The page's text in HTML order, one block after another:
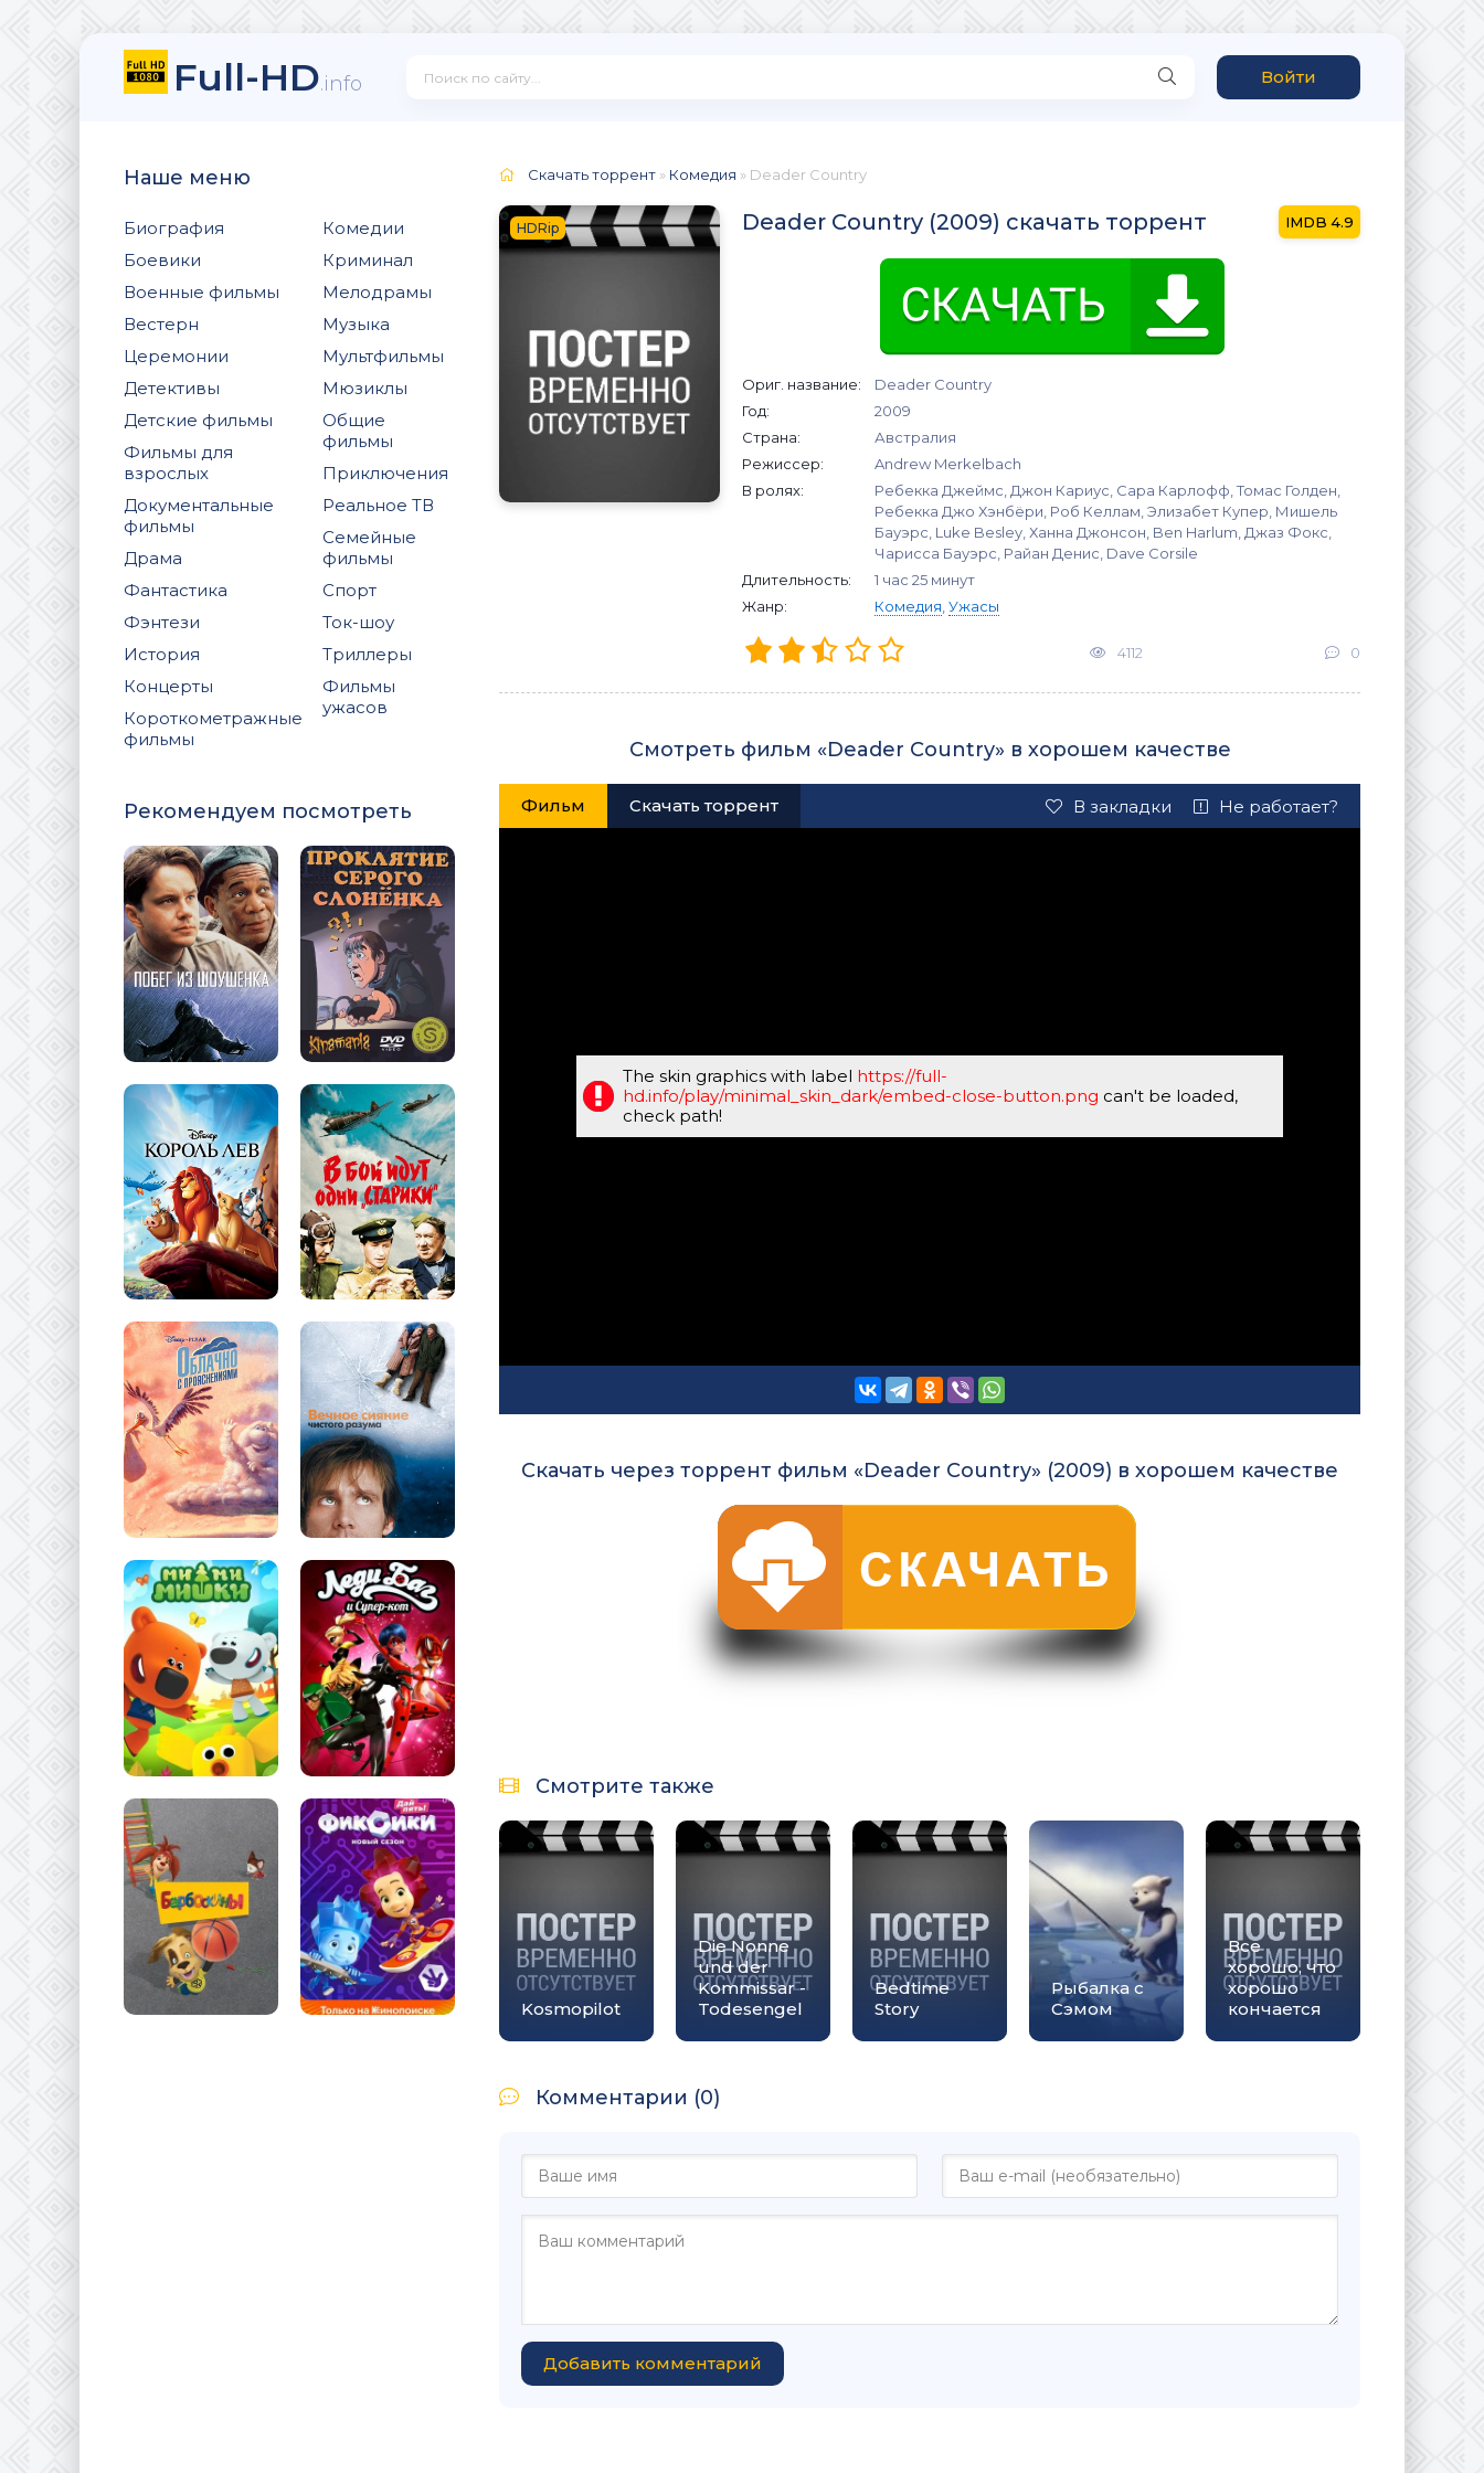
Full-HD.info Войти
Наше меню
Биография
Боевики
Военные фильмы
Вестерн
Церемонии
Детективы
Детские фильмы
Фильмы для
взрослых
Документальные
фильмы
Драма
Фантастика
Фэнтези
История
Концерты
Короткометражные
фильмы
Комедии
Криминал
Мелодрамы
Музыка
Мультфильмы
Мюзиклы
Общие
фильмы
Приключения
Реальное ТВ
Семейные
фильмы
Спорт
Ток-шоу
Триллеры
Фильмы
ужасов
Рекомендуем посмотреть
Скачать торрент » Комедия » Deader Country
HDRip Deader Country (2009) скачать торрент 4.9
Ориг. название:
Deader Country
Год:
2009
Страна:
Австралия
Режиссер:
Andrew Merkelbach
В ролях:
Ребекка Джеймс, Джон Кариус, Сара Карлофф, Томас Голден,
Ребекка Джо Хэнбёри, Роб Келлам, Элизабет Купер, Мишель
Бауэрс, Luke Besley, Ханна Джонсон, Ben Harlum, Джаз Фокс,
Чарисса Бауэрс, Райан Денис, Dave Corsile
Длительность:
1 час 25 минут
Жанр:
Комедия Ужасы
4112 0
Смотреть фильм «Deader Country» в хорошем качестве
Фильм Скачать торрент В закладки Не работает?
The skin graphics with label https://full-
hd.info/play/minimal_skin_dark/embed-close-button.png can't be loaded,
check path!
Скачать через торрент фильм «Deader Country» (2009) в хорошем качестве
Смотрите также
Kosmopilot
Die Nonne
und der
Kommissar -
Todesengel
Bedtime
Story
Рыбалка с
Сэмом
Все
хорошо, что
хорошо
кончается
Комментарии (0)
Добавить комментарий